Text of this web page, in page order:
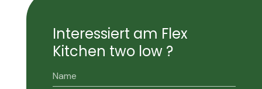
Interessiert am Flex
Kitchen two low ?